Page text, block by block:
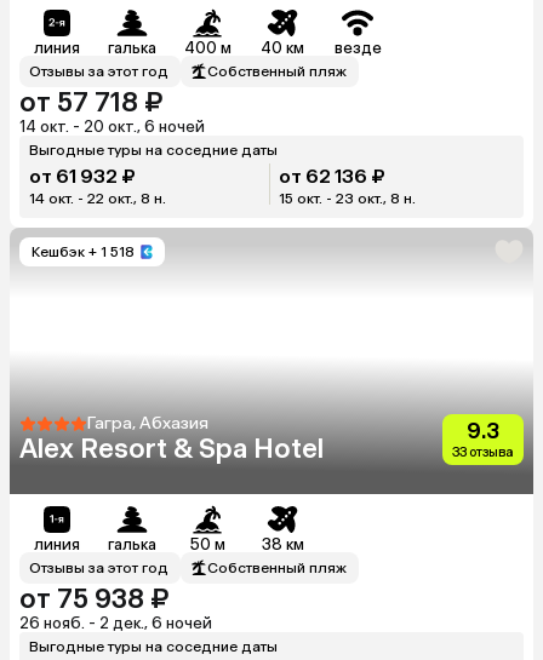
линия галька 400 м 40 км везде
Отзывы за этот год Собственный пляж
от 57 718 ₽
14 окт. - 20 окт., 6 ночей
Выгодные туры на соседние даты
от 61 932 ₽
14 окт. - 22 окт., 8 н.
от 62 136 ₽
15 окт. - 23 окт., 8 н.
Кешбэк + 1 518
Гагра, Абхазия
Alex Resort & Spa Hotel
9.3
33 отзыва
линия галька 50 м 38 км
Отзывы за этот год Собственный пляж
от 75 938 ₽
26 нояб. - 2 дек., 6 ночей
Выгодные туры на соседние даты